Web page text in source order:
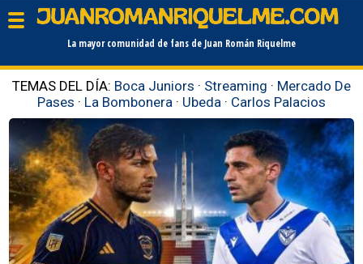
La mayor comunidad de fans de Juan Román Riquelme
TEMAS DEL DÍA: Boca Juniors · Streaming · Mercado De
Pases · La Bombonera · Ubeda · Carlos Palacios